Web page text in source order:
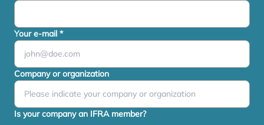
Your e-mail *
Company or organization
Is your company an IFRA member?